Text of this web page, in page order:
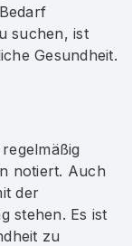
suchen, ist
Gesundheit.
notiert. Auch
der
stehen. Es ist
zu